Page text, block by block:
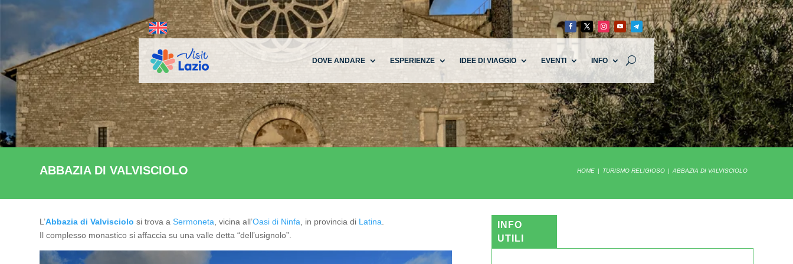
DOVE ANDARE ESPERIENZE IDEE DI VIAGGIO EVENTI INFO
ABBAZIA DI VALVISCIOLO HOME TURISMO RELIGIOSO ABBAZIA DI VALVISCIOLO
L’Abbazia di Valvisciolo si trova aSermoneta , vicina all’Oasi di Ninfa , in provincia di Latina
Il complesso monastico si affaccia su una valle detta “dell’usignolo”.
INFO
UTILI